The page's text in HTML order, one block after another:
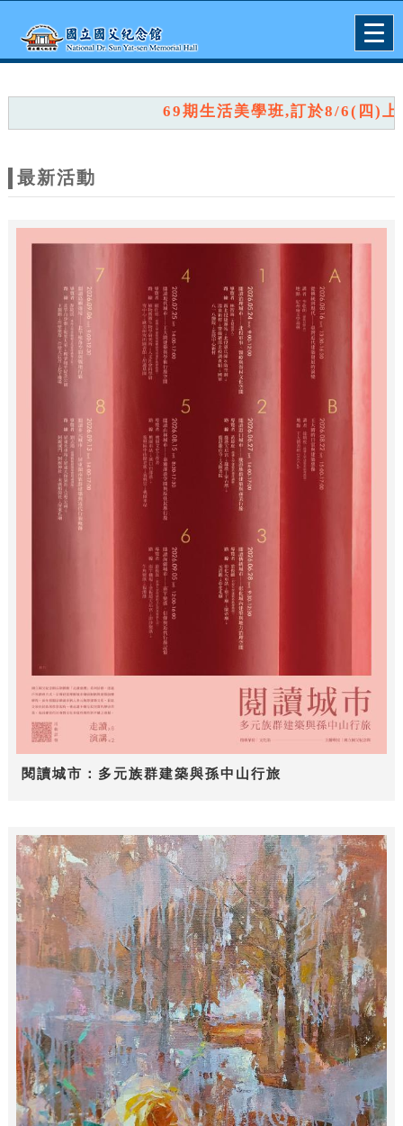
網
站
主
題
69期生活美學班,訂於8/6(四)上午9
最新活動
閱讀城市：多元族群建築與孫中山行旅